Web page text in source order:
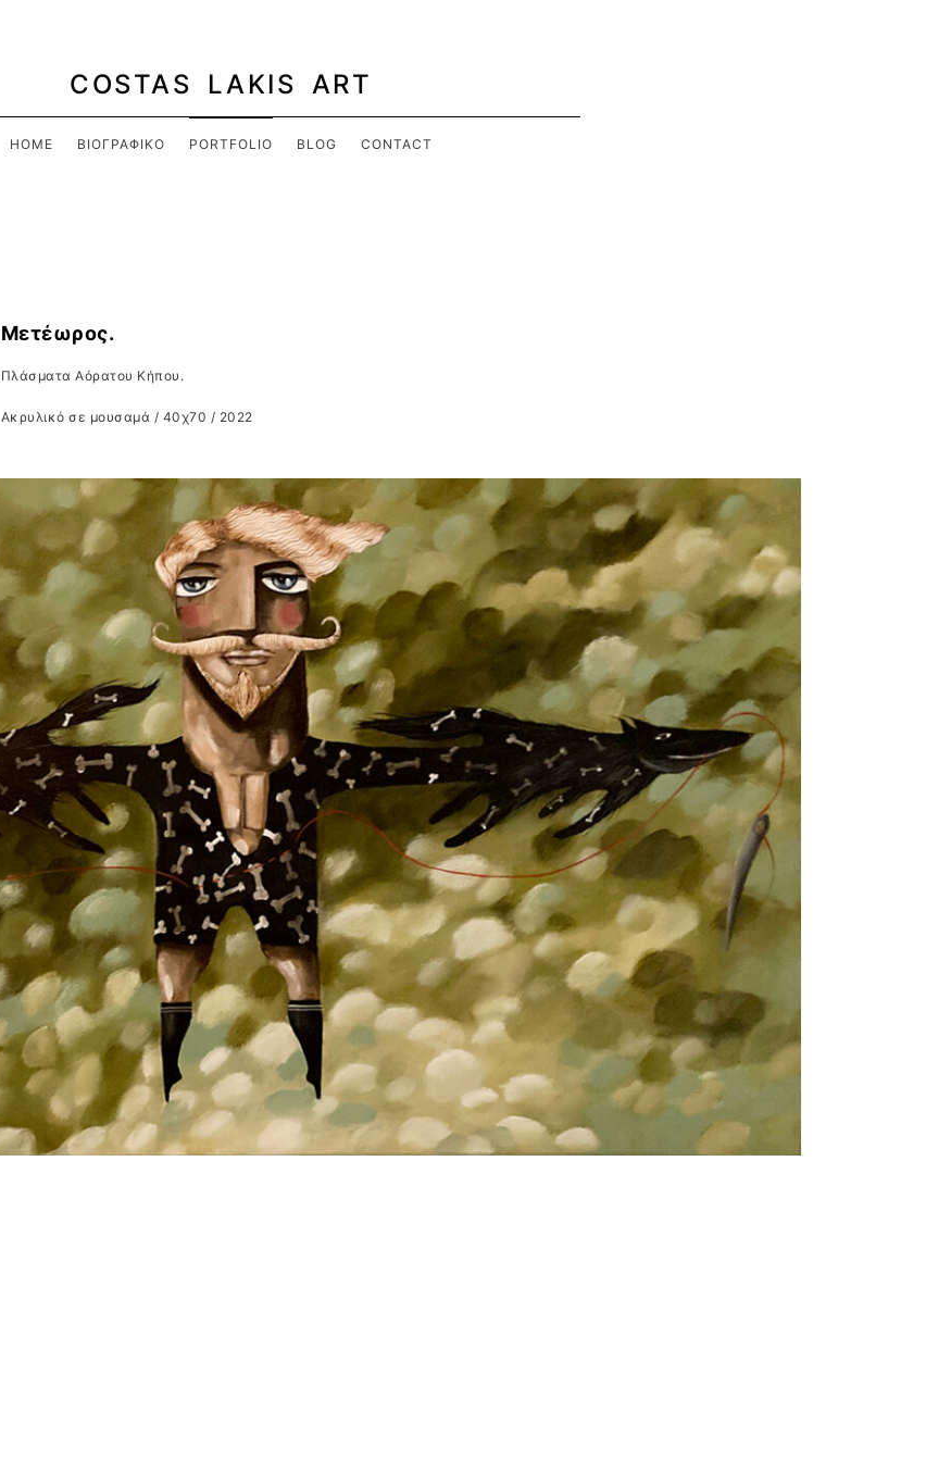
COSTAS LAKIS ART
HOME ΒΙΟΓΡΑΦΙΚΌ PORTFOLIO BLOG CONTACT
Μετέωρος.
Πλάσματα Αόρατου Κήπου.
Ακρυλικό σε μουσαμά / 40χ70 / 2022